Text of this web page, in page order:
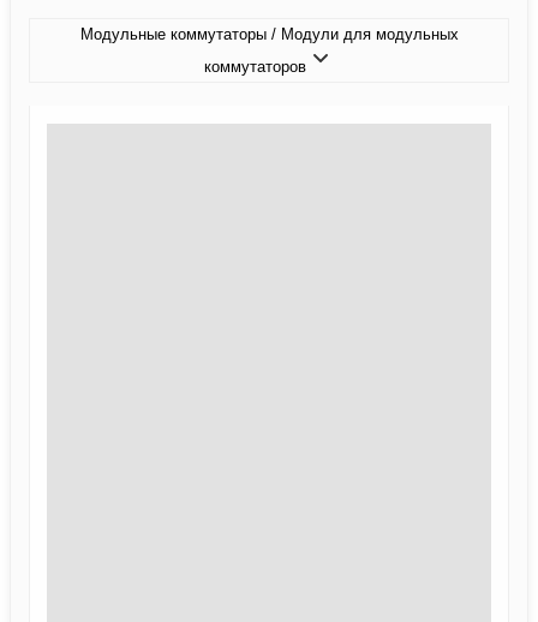
Модульные коммутаторы / Модули для модульных
коммутаторов